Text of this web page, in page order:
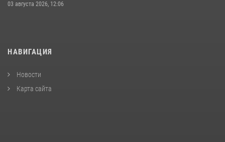
03 августа 2026, 12:06
НАВИГАЦИЯ
Новости
Карта сайта